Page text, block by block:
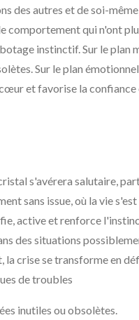
des autres et de soi-
comportement qui n'ont
instinctif. Sur le plan
Sur le plan
et favorise la confiance
s'avérera salutaire,
sans issue, où la vie
active et renforce
des situations
la crise se transforme en
de troubles
inutiles ou obsolètes.